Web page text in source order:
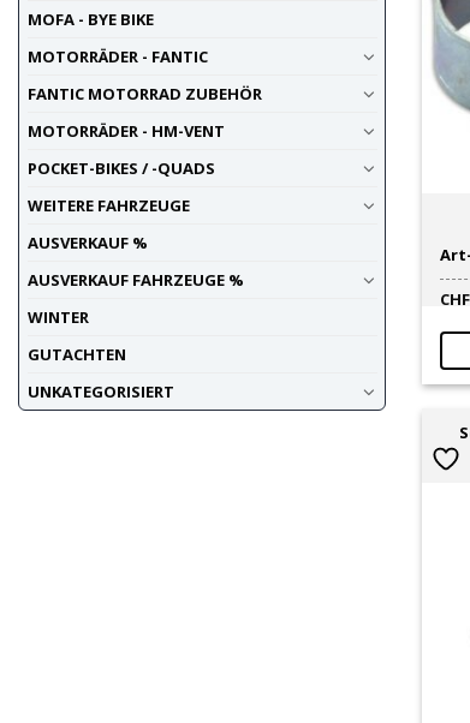
MOFA - BYE BIKE
MOTORRÄDER - FANTIC
FANTIC MOTORRAD ZUBEHÖR
MOTORRÄDER - HM-VENT
POCKET-BIKES / -QUADS
WEITERE FAHRZEUGE
AUSVERKAUF %
AUSVERKAUF FAHRZEUGE %
WINTER
GUTACHTEN
UNKATEGORISIERT
CHF